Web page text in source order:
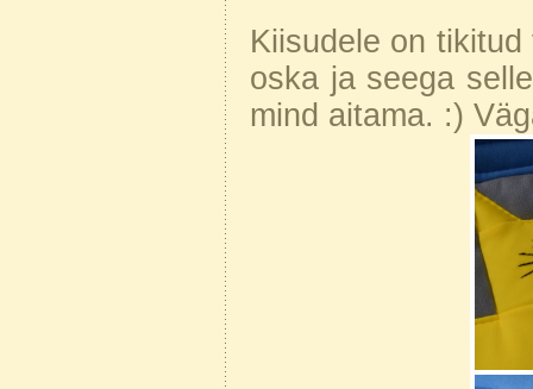
Kiisudele on
oska ja seega
mind aitama. :)